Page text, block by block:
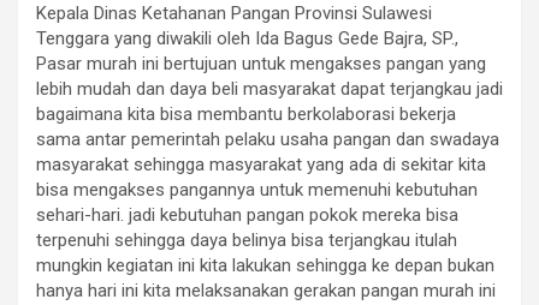
Kepala Dinas Ketahanan Pangan Provinsi Sulawesi
Tenggara yang diwakili oleh Ida Bagus Gede Bajra, SP.,
Pasar murah ini bertujuan untuk mengakses pangan yang
lebih mudah dan daya beli masyarakat dapat terjangkau jadi
bagaimana kita bisa membantu berkolaborasi bekerja
sama antar pemerintah pelaku usaha pangan dan swadaya
masyarakat sehingga masyarakat yang ada di sekitar kita
bisa mengakses pangannya untuk memenuhi kebutuhan
sehari-hari. jadi kebutuhan pangan pokok mereka bisa
terpenuhi sehingga daya belinya bisa terjangkau itulah
mungkin kegiatan ini kita lakukan sehingga ke depan bukan
hanya hari ini kita melaksanakan gerakan pangan murah ini